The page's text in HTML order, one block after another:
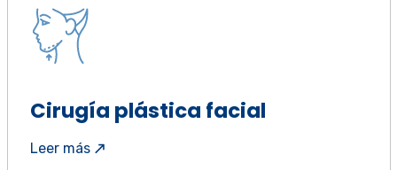
Cirugía plástica facial
Leer más